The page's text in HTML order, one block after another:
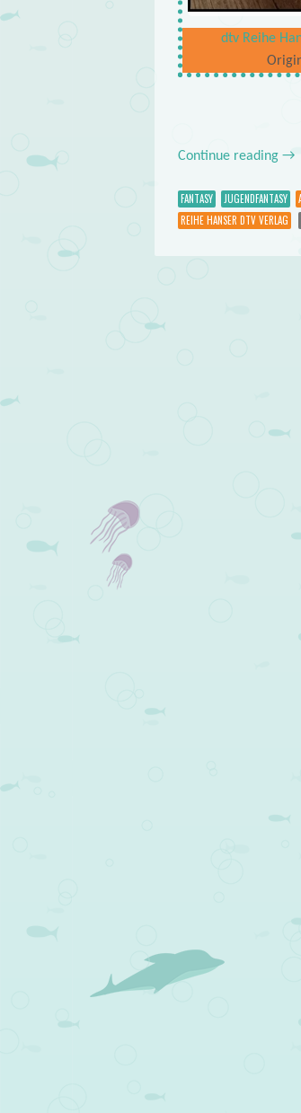
dtv Reihe
Continue reading →
FANTASY JUGENDFANTASY
REIHE HANSER DTV VERLAG